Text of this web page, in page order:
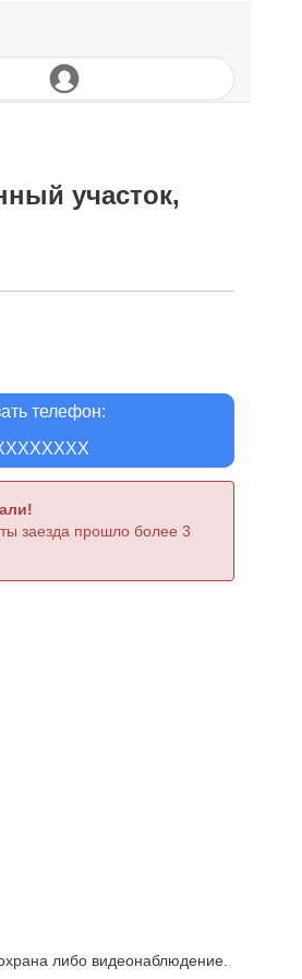
участок,
телефон:
заезда прошло более 3
либо видеонаблюдение.